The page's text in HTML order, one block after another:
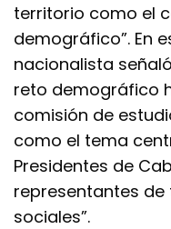
territorio como el
demográfico”. En
nacionalista
reto demográfico
comisión de
como el tema
Presidentes de
representantes
sociales”.